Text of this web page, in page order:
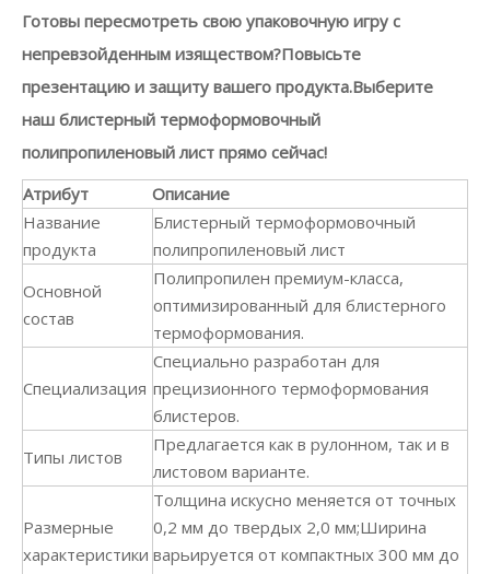
Готовы пересмотреть свою упаковочную игру с
непревзойденным изяществом?Повысьте
презентацию и защиту вашего продукта.Выберите
наш блистерный термоформовочный
полипропиленовый лист прямо сейчас!
Атрибут
Описание
Название
продукта
Блистерный термоформовочный
полипропиленовый лист
Основной
состав
Полипропилен премиум-класса,
оптимизированный для блистерного
термоформования.
Специализация
Специально разработан для
прецизионного термоформования
блистеров.
Типы листов
Предлагается как в рулонном, так и в
листовом варианте.
Размерные
характеристики
Толщина искусно меняется от точных
0,2 мм до твердых 2,0 мм;Ширина
варьируется от компактных 300 мм до